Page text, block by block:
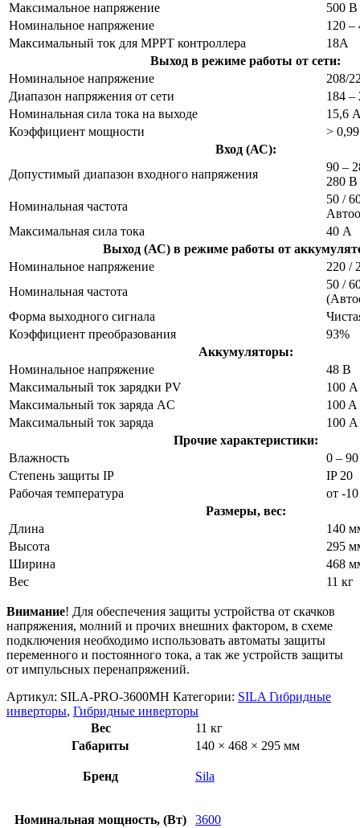
Максимальное напряжение
500 В
Номинальное напряжение
120 –
Максимальный ток для MPPT контроллера
18А
Выход в режиме работы от сети:
Номинальное напряжение
208/
Диапазон напряжения от сети
184
Номинальная сила тока на выходе
15,6
Коэффициент мощности
> 0,99
Вход (АС):
Допустимый диапазон входного напряжения
90 –
280
Номинальная частота
50 /
Максимальная сила тока
40 А
Выход (АС) в режиме работы от
Номинальное напряжение
220 /
Номинальная частота
50 /
Форма выходного сигнала
Коэффициент преобразования
93%
Аккумуляторы:
Номинальное напряжение
48 В
Максимальный ток зарядки PV
100 А
Максимальный ток заряда AC
100 A
Максимальный ток заряда
100 А
Прочие характеристики:
Влажность
0 –
Степень защиты IP
IP 20
Рабочая температура
от -
Размеры, вес:
Длина
140
Высота
295
Ширина
468
Вес
11 кг
Внимание! Для обеспечения защиты устройства от скачков
напряжения, молний и прочих внешних фактором, в схеме
подключения необходимо использовать автоматы защиты
переменного и постоянного тока, а так же устройств защиты
от импульсных перенапряжений.
Артикул: SILA-PRO-3600MH Категории: SILA Гибридные
инверторы, Гибридные инверторы
Вес
11 кг
Габариты
140 × 468 × 295 мм
Бренд Sila
Номинальная мощность, (Вт) 3600